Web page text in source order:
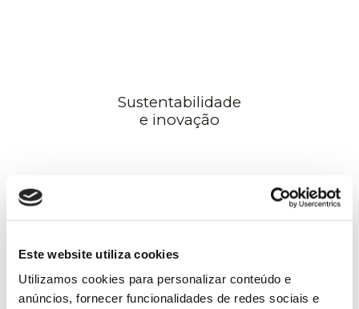
Este website utiliza cookies
Utilizamos cookies para personalizar conteúdo e
anúncios, fornecer funcionalidades de redes sociais e
Sustentabilidade
e inovação
recicláveis